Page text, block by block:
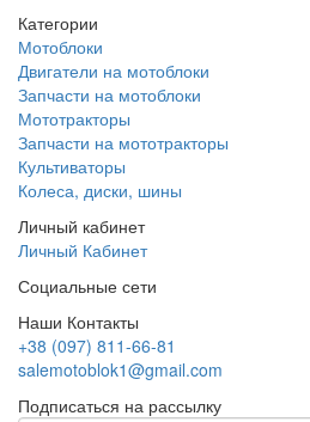
Категории
Мотоблоки
Двигатели на мотоблоки
Запчасти на мотоблоки
Мототракторы
Запчасти на мототракторы
Культиваторы
Колеса, диски, шины
Личный кабинет
Личный Кабинет
Социальные сети
Наши Контакты
+38 (097) 811-66-81
salemotoblok1@gmail.com
Подписаться на рассылку